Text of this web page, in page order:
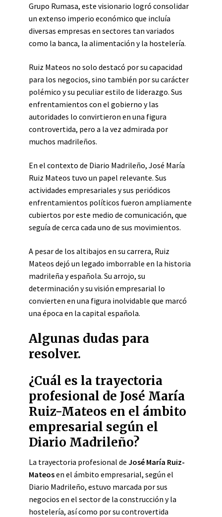
Grupo Rumasa, este visionario logró consolidar
un extenso imperio económico que incluía
diversas empresas en sectores tan variados
como la banca, la alimentación y la hostelería.
Ruiz Mateos no solo destacó por su capacidad
para los negocios, sino también por su carácter
polémico y su peculiar estilo de liderazgo. Sus
enfrentamientos con el gobierno y las
autoridades lo convirtieron en una figura
controvertida, pero a la vez admirada por
muchos madrileños.
En el contexto de Diario Madrileño, José María
Ruiz Mateos tuvo un papel relevante. Sus
actividades empresariales y sus periódicos
enfrentamientos políticos fueron ampliamente
cubiertos por este medio de comunicación, que
seguía de cerca cada uno de sus movimientos.
A pesar de los altibajos en su carrera, Ruiz
Mateos dejó un legado imborrable en la historia
madrileña y española. Su arrojo, su
determinación y su visión empresarial lo
convierten en una figura inolvidable que marcó
una época en la capital española.
Algunas dudas para
resolver.
¿Cuál es la trayectoria
profesional de José María
Ruiz-Mateos en el ámbito
empresarial según el
Diario Madrileño?
La trayectoria profesional de José María Ruiz-
Mateosen el ámbito empresarial, según el
Diario Madrileño, estuvo marcada por sus
negocios en el sector de la construcción y la
hostelería, así como por su controvertida